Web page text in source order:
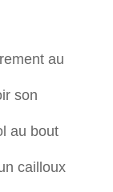
au
son
au bout
cailloux